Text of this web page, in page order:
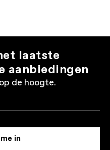
laatste
aanbiedingen
de hoogte.
in